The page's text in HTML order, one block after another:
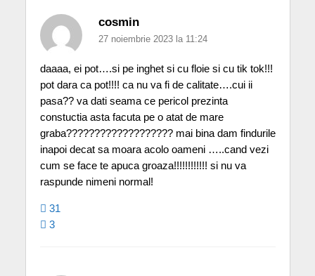
cosmin
27 noiembrie 2023 la 11:24
daaaa, ei pot….si pe inghet si cu floie si cu tik tok!!!
pot dara ca pot!!!! ca nu va fi de calitate….cui ii
pasa?? va dati seama ce pericol prezinta
constuctia asta facuta pe o atat de mare
graba??????????????????? mai bina dam findurile
inapoi decat sa moara acolo oameni …..cand vezi
cum se face te apuca groaza!!!!!!!!!!!! si nu va
raspunde nimeni normal!
31
3